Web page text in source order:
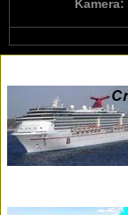
Kamera: